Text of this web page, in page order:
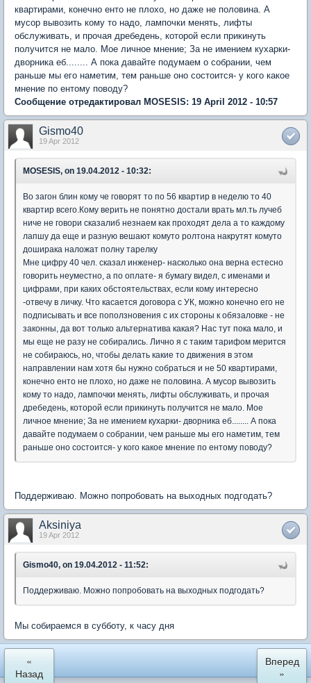
квартирами, конечно енто не плохо, но даже не половина. А
мусор вывозить кому то надо, лампочки менять, лифты
обслуживать, и прочая дребедень, которой если прикинуть
получится не мало. Мое личное мнение; За не имением кухарки-
дворника еб........ А пока давайте подумаем о собрании, чем
раньше мы его наметим, тем раньше оно состоится- у кого какое
мнение по ентому поводу?
Сообщение отредактировал MOSESIS: 19 April 2012 - 10:57
Gismo40
19 Apr 2012
MOSESIS, on 19.04.2012 - 10:32:
Во загон блин кому че говорят то по 56 квартир в неделю то 40
квартир всего.Кому верить не понятно достали врать мл.ть лучеб
ниче не говори сказалиб незнаем как проходят дела а то каждому
лапшу да еще и разную вешают комуто ролтона накрутят комуто
доширака наложат полну тарелку
Мне цифру 40 чел. сказал инженер- насколько она верна естесно
говорить неуместно, а по оплате- я бумагу видел, с именами и
цифрами, при каких обстоятельствах, если кому интересно
-отвечу в личку. Что касается договора с УК, можно конечно его не
подписывать и все поползновения с их стороны к обязаловке - не
законны, да вот только альтернатива какая? Нас тут пока мало, и
мы еще не разу не собирались. Лично я с таким тарифом мерится
не собираюсь, но, чтобы делать какие то движения в этом
направлении нам хотя бы нужно собраться и не 50 квартирами,
конечно енто не плохо, но даже не половина. А мусор вывозить
кому то надо, лампочки менять, лифты обслуживать, и прочая
дребедень, которой если прикинуть получится не мало. Мое
личное мнение; За не имением кухарки- дворника еб........ А пока
давайте подумаем о собрании, чем раньше мы его наметим, тем
раньше оно состоится- у кого какое мнение по ентому поводу?
Поддерживаю. Можно попробовать на выходных подгодать?
Aksiniya
19 Apr 2012
Gismo40, on 19.04.2012 - 11:52:
Поддерживаю. Можно попробовать на выходных подгодать?
Мы собираемся в субботу, к часу дня
«
Назад
Вперед
»